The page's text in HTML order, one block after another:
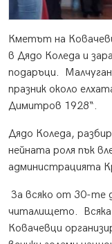
Кметът на
в Дядо Коледа и
подаръци.
празник около
Димитров 1928“.
Дядо Коледа,
нейната роля пък
администрацията
За всяко от 30-те
читалището.
Ковачевци